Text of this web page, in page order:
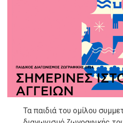
Τα παιδιά του ομίλου